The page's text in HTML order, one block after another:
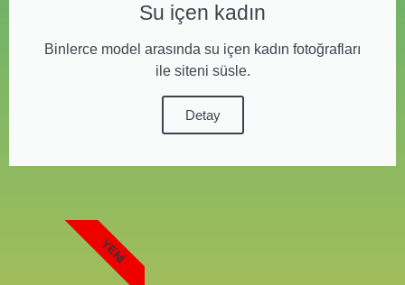
Su içen kadın
Binlerce model arasında su içen kadın fotoğrafları
ile siteni süsle.
Detay
YENI